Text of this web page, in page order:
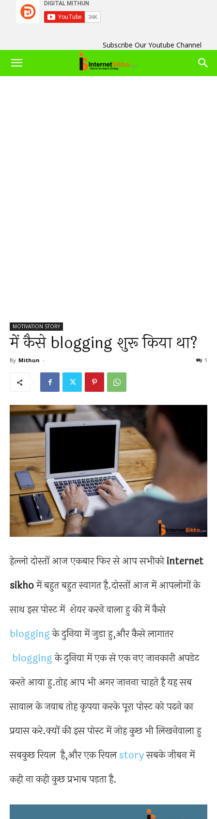
Subscribe Our Youtube Channel
MOTIVATION STORY
में कैसे blogging शुरू किया था?
By Mithun - 1
हेल्लो दोस्तों आज एकबार फिर से आप सभीकोinternet
sikhoमें बहुत बहुत स्वागत है.दोस्तों आज में आपलोगों के
साथ इस पोस्ट में शेयर करने वाला हु की में कैसे
bloggingके दुनिया में जुडा हु,और कैसे लागातर
bloggingके दुनिया में एक से एक नए जानकारी अपडेट
करते आया हु.तोह आप भी अगर जानना चाहते है यह सब
सावाल के जवाब तोह कृपया करके पूरा पोस्ट को पढने का
प्रयास करे.क्यों की इस पोस्ट में जोह कुछ भी लिखनेवाला हु
सबकुछ रियल है,और एक रियलstoryसबके जीबन में
कही ना कही कुछ प्रभाब पड़ता है.